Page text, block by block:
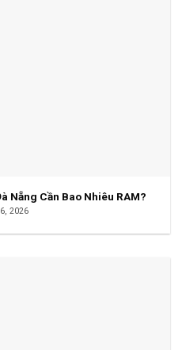
Nẵng Cần Bao Nhiêu RAM?
2026